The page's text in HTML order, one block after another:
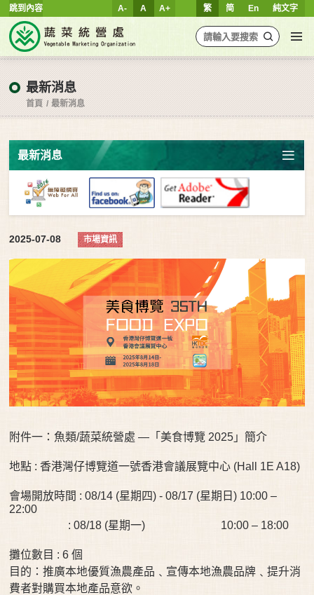
跳到內容 繁 简 En 純文字
A- A A+
最新消息
首頁 最新消息
最新消息
2025-07-08 市場資訊
附件一：魚類/蔬菜統營處 —「美食博覽 2025」簡介
地點 : 香港灣仔博覽道一號香港會議展覽中心 (Hall 1E A18)
會場開放時間 : 08/14 (星期四) - 08/17 (星期日) 10:00 –
22:00
: 08/18 (星期一) 10:00 – 18:00
攤位數目 : 6 個
目的：推廣本地優質漁農產品﹑宣傳本地漁農品牌﹑提升消
費者對購買本地產品意欲。